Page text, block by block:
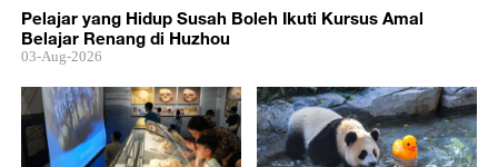
Pelajar yang Hidup Susah Boleh Ikuti Kursus Amal
Belajar Renang di Huzhou
03-Aug-2026